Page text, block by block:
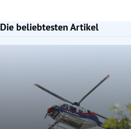
Die beliebtesten Artikel
Slide 1 von 7